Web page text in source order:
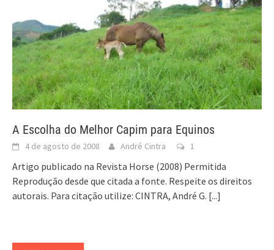
A Escolha do Melhor Capim para Equinos
4 de agosto de 2008 André Cintra 1
Artigo publicado na Revista Horse (2008) Permitida
Reprodução desde que citada a fonte. Respeite os direitos
autorais. Para citação utilize: CINTRA, André G. [...]